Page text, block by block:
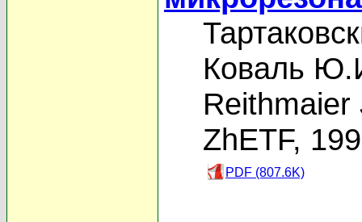
Коваль
Reithmaier
ZhETF,
PDF (807.6K)